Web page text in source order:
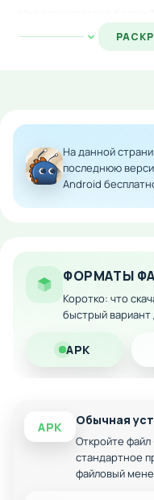
разных мирах, каждый
На пути вас будут
стратегического
Особенности мода:
Полностью
Все миры открыты
Скачайте
наслаждайтесь полной
сейчас!
На данной
последнюю
Android
ФОРМАТЫ
Коротко: что
быстрый вариант
APK
APK Обычная
Откройте файл
стандартное
файловый